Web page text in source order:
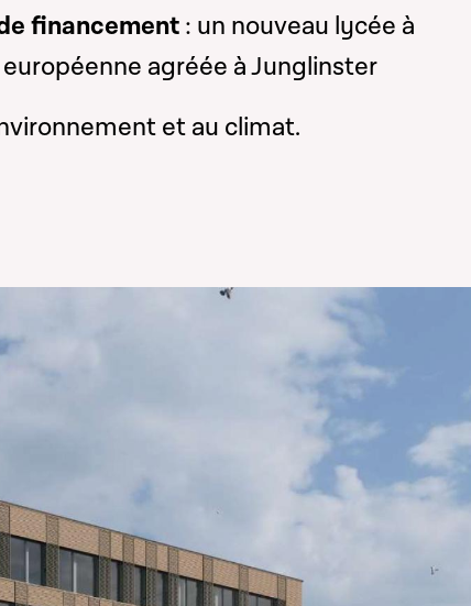
financement : un nouveau lycée à
agréée à Junglinster
et au climat.